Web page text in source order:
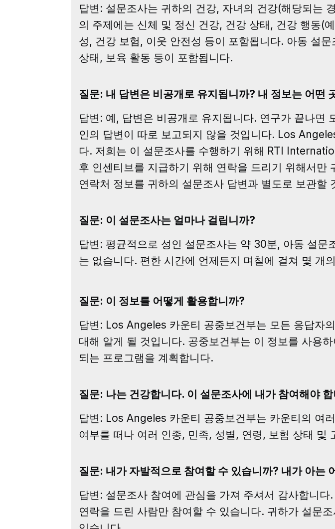
답변: 설문조사는 귀하의 건강, 자녀의 건강(해당되는
의 주제에는 신체 및 정신 건강, 건강 상태, 건강 행동(
성, 건강 보험, 이웃 안전성 등이 포함됩니다. 아동 설
상태, 보육 활동 등이 포함됩니다.
질문: 내 답변은 비공개로 유지됩니까? 내 정보는 어떤
답변: 예, 답변은 비공개로 유지됩니다. 연구가 끝나면
인의 답변이 따로 보고되지 않을 것입니다. Los
다. 저희는 이 설문조사를 수행하기 위해 RTI
후 인센티브를 지급하기 위해 연락을 드리기 위해서만
연락처 정보를 귀하의 설문조사 답변과 별도로 보관할
질문: 이 설문조사는 얼마나 걸립니까?
답변: 평균적으로 성인 설문조사는 약 30분, 아동 설
는 없습니다. 편한 시간에 언제든지 며칠에 걸쳐 몇 개
질문: 이 정보를 어떻게 활용합니까?
답변: Los Angeles 카운티 공중보건부는 모든 응답자
대해 알게 될 것입니다. 공중보건부는 이 정보를 사용
되는 프로그램을 계획합니다.
질문: 나는 건강합니다. 이 설문조사에 내가 참여해야
답변: Los Angeles 카운티 공중보건부는 카운티의 여
여부를 떠나 여러 인종, 민족, 성별, 연령, 보험 상태 및
질문: 내가 자발적으로 참여할 수 있습니까? 내가 아는
답변: 설문조사 참여에 관심을 가져 주셔서 감사합니
연락을 드린 사람만 참여할 수 있습니다. 귀하가 설문